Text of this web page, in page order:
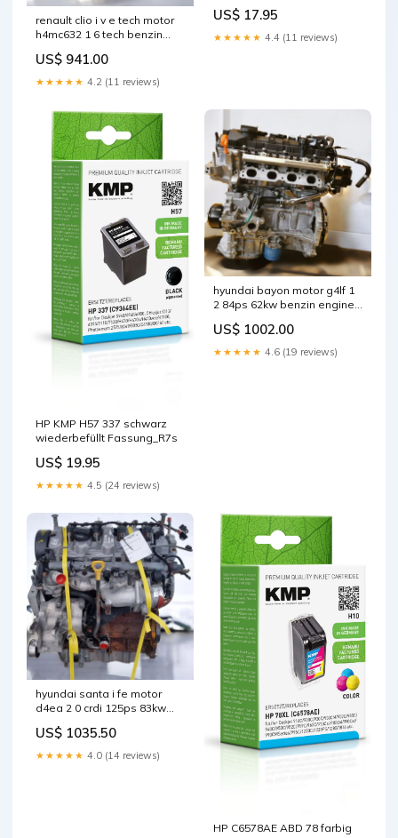
renault clio i v e tech motor
h4mc632 1 6 tech benzin
mot1610035409ca
US$ 941.00
★★★★★ 4.2 (11 reviews)
US$ 17.95
★★★★★ 4.4 (11 reviews)
HP KMP H57 337 schwarz
wiederbefüllt Fassung_R7s
US$ 19.95
★★★★★ 4.5 (24 reviews)
hyundai bayon motor g4lf 1
2 84ps 62kw benzin engine
US$ 1002.00
★★★★★ 4.6 (19 reviews)
hyundai santa i fe motor
d4ea 2 0 crdi 125ps 83kw
mot7875977619rq
US$ 1035.50
★★★★★ 4.0 (14 reviews)
HP C6578AE ABD 78 farbig